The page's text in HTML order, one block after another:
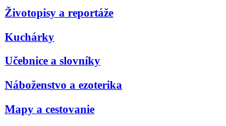
Životopisy a reportáže
Kuchárky
Učebnice a slovníky
Náboženstvo a ezoterika
Mapy a cestovanie